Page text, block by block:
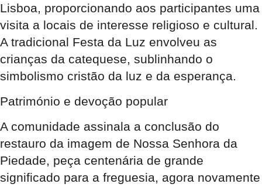
Lisboa, proporcionando aos participantes uma
visita a locais de interesse religioso e cultural.
A tradicional Festa da Luz envolveu as
crianças da catequese, sublinhando o
simbolismo cristão da luz e da esperança.
Património e devoção popular
A comunidade assinala a conclusão do
restauro da imagem de Nossa Senhora da
Piedade, peça centenária de grande
significado para a freguesia, agora novamente